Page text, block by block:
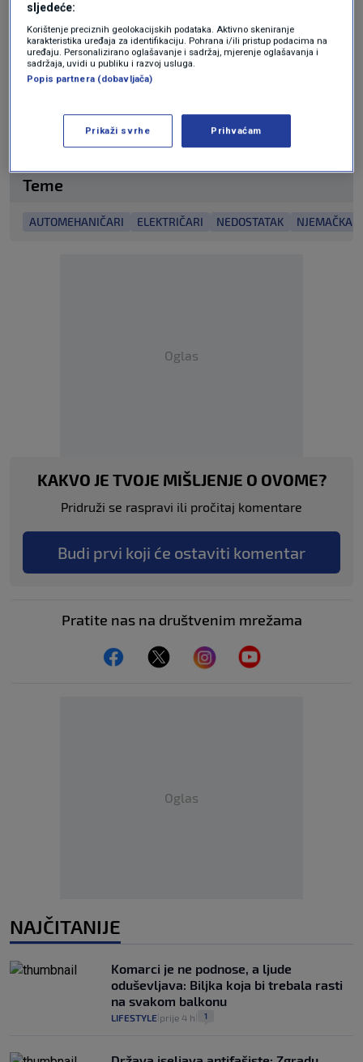
potragom za kvalificiranom radnom snagom u
inozemstvu.
N1 pratite putem aplikacija
Android|iPhone/iPadi
Twitter| Facebook Instagram
Teme
AUTOMEHANIČARI ELEKTRIČARI NEDOSTATAK NJEMAČKA
Oglas
KAKVO JE TVOJE MIŠLJENJE O OVOME?
Pridruži se raspravi ili pročitaj komentare
Budi prvi koji će ostaviti komentar
Pratite nas na društvenim mrežama
Oglas
NAJČITANIJE
Komarci je ne podnose, a ljude
oduševljava: Biljka koja bi trebala rasti
na svakom balkonu
LIFESTYLE prije 4 h 1
sljedeće:
Korištenje preciznih geolokacijskih podataka. Aktivno skeniranje
karakteristika uređaja za identifikaciju. Pohrana i/ili pristup podacima na
uređaju. Personalizirano oglašavanje i sadržaj, mjerenje oglašavanja i
sadržaja, uvidi u publiku i razvoj usluga.
Popis partnera (dobavljača)
Prikaži svrhe Prihvaćam